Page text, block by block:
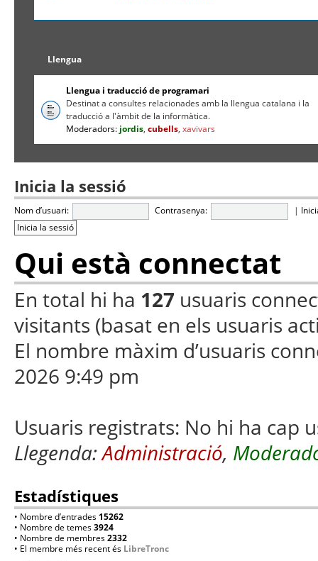
Llengua
Llengua i traducció de programari
Destinat a consultes relacionades amb la llengua catalana i la
traducció a l'àmbit de la informàtica.
Moderadors: jordis,cubells,xavivars
Inicia la sessió
Nom d’usuari: Contrasenya: |
Qui està connectat
En total hi ha 127 usuaris
visitants (basat en els usuaris
El nombre màxim d’usuaris
2026 9:49 pm
Usuaris registrats: No hi ha cap
Llegenda:Administració,
Estadístiques
• Nombre d’entrades 15262
• Nombre de temes3924
• Nombre de membres2332
• El membre més recent és LibreTronc